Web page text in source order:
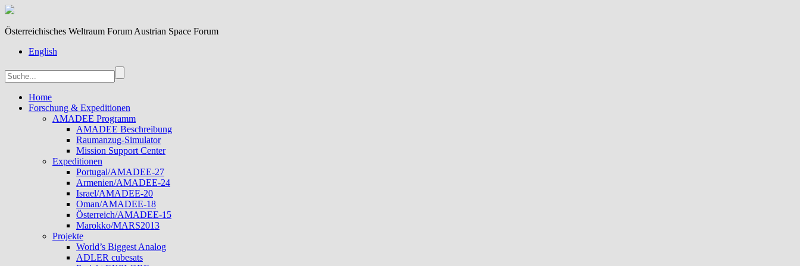
Österreichisches Weltraum Forum Austrian Space Forum
English
Home
Forschung & Expeditionen
AMADEE Programm
AMADEE Beschreibung
Raumanzug-Simulator
Mission Support Center
Expeditionen
Portugal/AMADEE-27
Armenien/AMADEE-24
Israel/AMADEE-20
Oman/AMADEE-18
Österreich/AMADEE-15
Marokko/MARS2013
Projekte
World’s Biggest Analog
ADLER cubesats